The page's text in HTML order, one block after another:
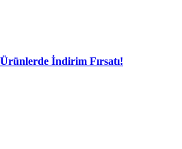
İndirim Fırsatı!